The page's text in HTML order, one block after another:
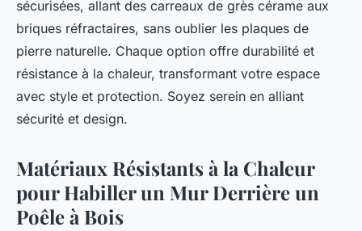
Romain•25 juin 2024•2 min de lecture
sécurisées, allant des carreaux de grès cérame aux
briques réfractaires, sans oublier les plaques de
pierre naturelle. Chaque option offre durabilité et
résistance à la chaleur, transformant votre espace
avec style et protection. Soyez serein en alliant
sécurité et design.
Matériaux Résistants à la Chaleur
pour Habiller un Mur Derrière un
Poêle à Bois